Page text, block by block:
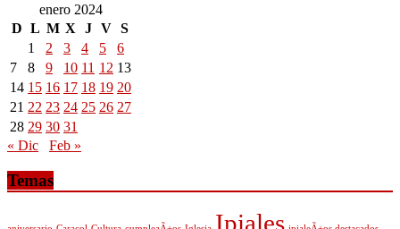
enero 2024
D L M X J V S
1
2 3 4 5
6
7
8 9 10 11 12 13
14 15 16 17 18 19 20
21 22 23 24 25 26 27
28 29 30 31
« Dic
Feb »
Temas
Ipiales